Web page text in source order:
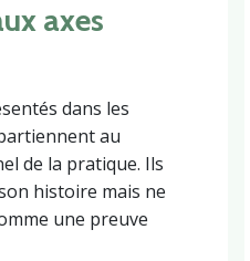
axes
dans les
au
de la pratique. Ils
histoire mais ne
une preuve